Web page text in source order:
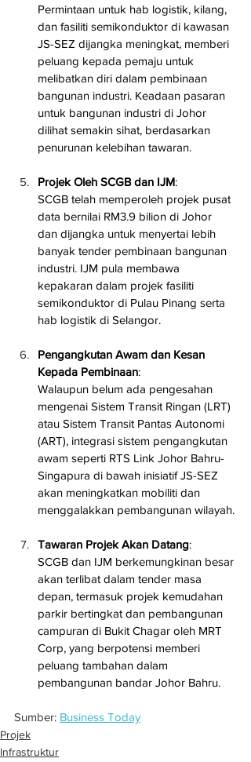
Permintaan untuk hab logistik, kilang,
dan fasiliti semikonduktor di kawasan
JS-SEZ dijangka meningkat, memberi
peluang kepada pemaju untuk
melibatkan diri dalam pembinaan
bangunan industri. Keadaan pasaran
untuk bangunan industri di Johor
dilihat semakin sihat, berdasarkan
penurunan kelebihan tawaran.
Projek Oleh SCGB dan IJM:
SCGB telah memperoleh projek pusat
data bernilai RM3.9 bilion di Johor
dan dijangka untuk menyertai lebih
banyak tender pembinaan bangunan
industri. IJM pula membawa
kepakaran dalam projek fasiliti
semikonduktor di Pulau Pinang serta
hab logistik di Selangor.
Pengangkutan Awam dan Kesan
Kepada Pembinaan:
Walaupun belum ada pengesahan
mengenai Sistem Transit Ringan (LRT)
atau Sistem Transit Pantas Autonomi
(ART), integrasi sistem pengangkutan
awam seperti RTS Link Johor Bahru-
Singapura di bawah inisiatif JS-SEZ
akan meningkatkan mobiliti dan
menggalakkan pembangunan wilayah.
Tawaran Projek Akan Datang:
SCGB dan IJM berkemungkinan besar
akan terlibat dalam tender masa
depan, termasuk projek kemudahan
parkir bertingkat dan pembangunan
campuran di Bukit Chagar oleh MRT
Corp, yang berpotensi memberi
peluang tambahan dalam
pembangunan bandar Johor Bahru.
Sumber: Business Today
Projek
Infrastruktur